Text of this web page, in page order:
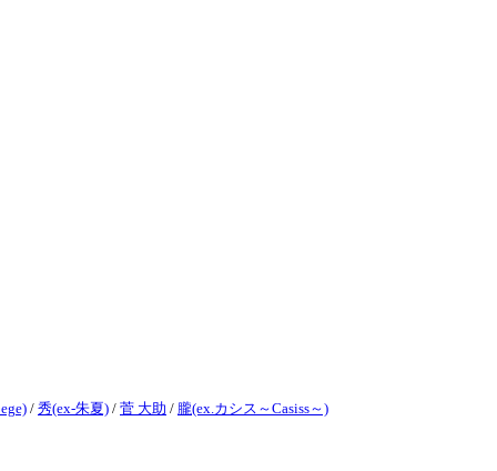
/ 秀(ex-朱夏) / 菅 大助 / 朧(ex.カシス～Casiss～)